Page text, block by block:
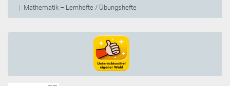
Mathematik – Lernhefte / Übungshefte